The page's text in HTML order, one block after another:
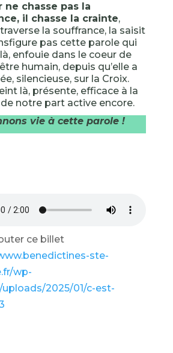
ne chasse pas la
il chasse la crainte,
la souffrance, la saisit
pas cette parole qui
enfouie dans le coeur de
humain, depuis qu’elle a
silencieuse, sur la Croix.
là, présente, efficace à la
notre part active encore.
vie à cette parole !
ce billet
ste-
wp-
2025/01/c-est-